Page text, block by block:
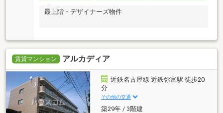
最上階・デザイナーズ物件
賃貸マンション アルカディア
近鉄名古屋線 近鉄弥富駅 徒歩20
分
その他の交通
築29年 / 3階建